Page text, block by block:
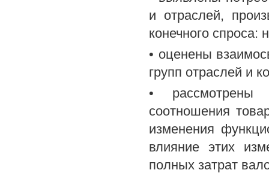
и отраслей,
конечного спроса:
• оценены
групп отраслей и
• рассмотрены
соотношения
изменения
влияние этих
полных затрат